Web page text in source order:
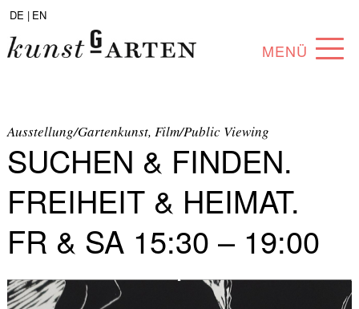
DE | EN
MENÜ
ABOUT
SAMMLUNG
KÜNSTLER*INNEN
PARTNER*INNEN
ANGEBOTE
Ausstellung/Gartenkunst, Film/Public Viewing
SUCHEN & FINDEN.
FREIHEIT & HEIMAT.
FR & SA 15:30 – 19:00